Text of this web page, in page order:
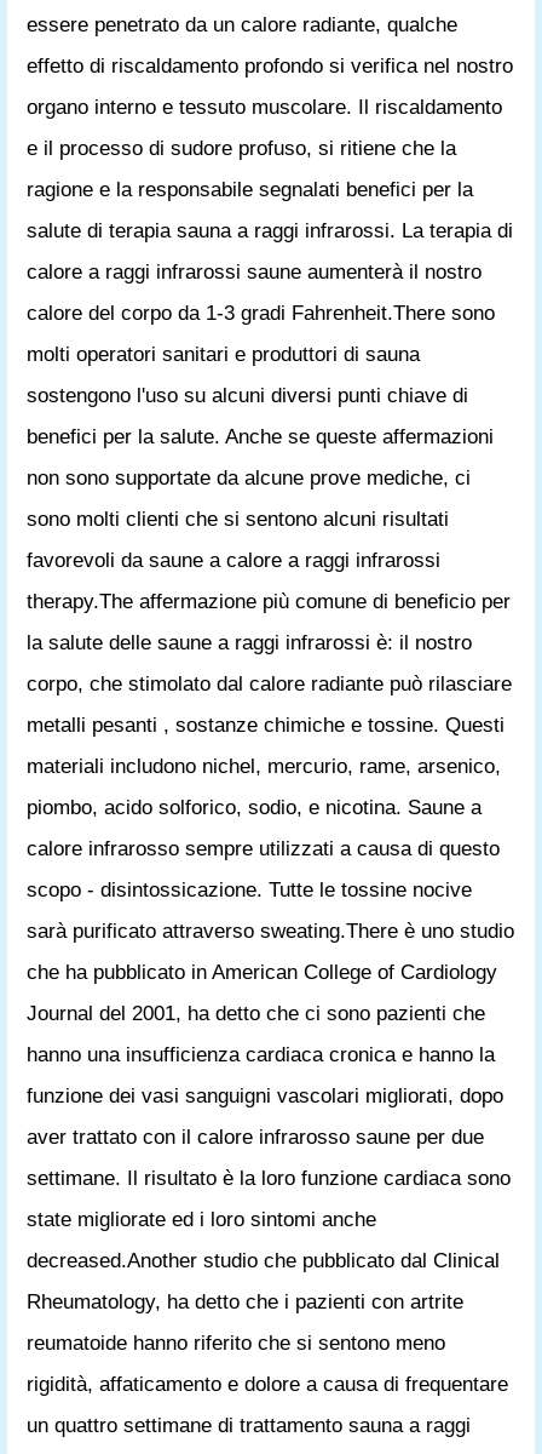
essere penetrato da un calore radiante, qualche
effetto di riscaldamento profondo si verifica nel nostro
organo interno e tessuto muscolare. Il riscaldamento
e il processo di sudore profuso, si ritiene che la
ragione e la responsabile segnalati benefici per la
salute di terapia sauna a raggi infrarossi. La terapia di
calore a raggi infrarossi saune aumenterà il nostro
calore del corpo da 1-3 gradi Fahrenheit.There sono
molti operatori sanitari e produttori di sauna
sostengono l'uso su alcuni diversi punti chiave di
benefici per la salute. Anche se queste affermazioni
non sono supportate da alcune prove mediche, ci
sono molti clienti che si sentono alcuni risultati
favorevoli da saune a calore a raggi infrarossi
therapy.The affermazione più comune di beneficio per
la salute delle saune a raggi infrarossi è: il nostro
corpo, che stimolato dal calore radiante può rilasciare
metalli pesanti , sostanze chimiche e tossine. Questi
materiali includono nichel, mercurio, rame, arsenico,
piombo, acido solforico, sodio, e nicotina. Saune a
calore infrarosso sempre utilizzati a causa di questo
scopo - disintossicazione. Tutte le tossine nocive
sarà purificato attraverso sweating.There è uno studio
che ha pubblicato in American College of Cardiology
Journal del 2001, ha detto che ci sono pazienti che
hanno una insufficienza cardiaca cronica e hanno la
funzione dei vasi sanguigni vascolari migliorati, dopo
aver trattato con il calore infrarosso saune per due
settimane. Il risultato è la loro funzione cardiaca sono
state migliorate ed i loro sintomi anche
decreased.Another studio che pubblicato dal Clinical
Rheumatology, ha detto che i pazienti con artrite
reumatoide hanno riferito che si sentono meno
rigidità, affaticamento e dolore a causa di frequentare
un quattro settimane di trattamento sauna a raggi